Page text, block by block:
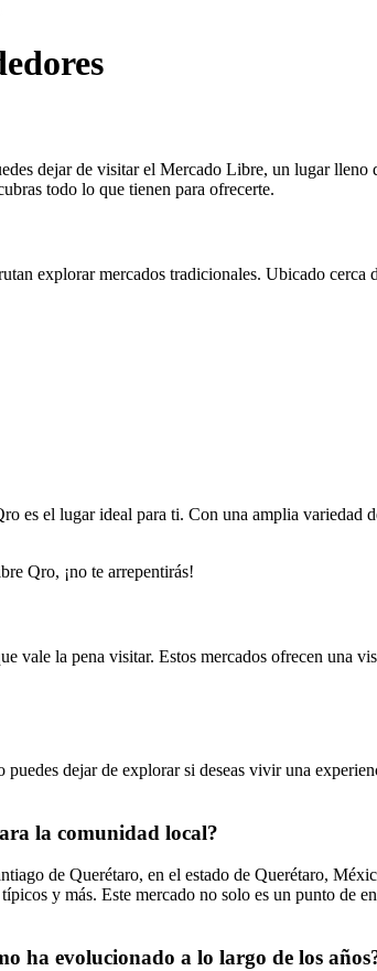
dejar de visitar el Mercado Libre, un lugar
todo lo que tienen para ofrecerte.
explorar mercados tradicionales. Ubicado cerca
es el lugar ideal para ti. Con una amplia variedad
Qro, ¡no te arrepentirás!
vale la pena visitar. Estos mercados ofrecen una
dejar de explorar si deseas vivir una
la comunidad local?
de Querétaro, en el estado de Querétaro,
y más. Este mercado no solo es un punto
ha evolucionado a lo largo de los